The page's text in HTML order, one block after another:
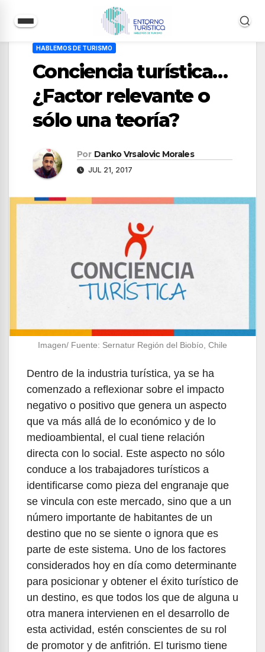
contenido
HABLEMOS DE TURISMO
Conciencia turística…
¿Factor relevante o
sólo una teoría?
Por Danko Vrsalovic Morales
JUL 21, 2017
Imagen/ Fuente: Sernatur Región del Biobío, Chile
Dentro de la industria turística, ya se ha
comenzado a reflexionar sobre el impacto
negativo o positivo que genera un aspecto
que va más allá de lo económico y de lo
medioambiental, el cual tiene relación
directa con lo social. Este aspecto no sólo
conduce a los trabajadores turísticos a
identificarse como pieza del engranaje que
se vincula con este mercado, sino que a un
número importante de habitantes de un
destino que no se siente o ignora que es
parte de este sistema. Uno de los factores
considerados hoy en día como determinante
para posicionar y obtener el éxito turístico de
un destino, es que todos los que de alguna u
otra manera intervienen en el desarrollo de
esta actividad, estén conscientes de su rol
de promotor y de anfitrión. El turismo tiene